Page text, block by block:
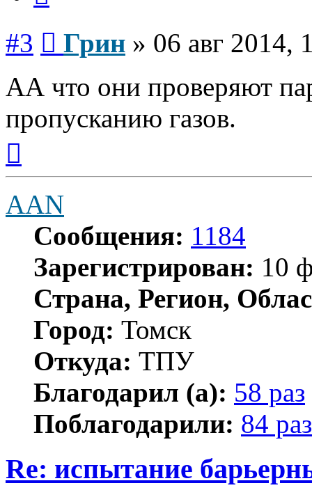
#3 Грин » 06 авг 2014,
АА что они проверяют
пропусканию газов.
началу
AAN
Сообщения: 1184
Зарегистрирован: 10
Страна, Регион,
Город: Томск
Откуда: ТПУ
Благодарил (а): 58 раз
Поблагодарили: 84
Re: испытание